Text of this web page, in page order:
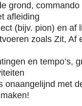
grond, commando
afleiding
(bijv. pion) en af
zoals Zit, Af
en tempo’s,
onaangelijnd met